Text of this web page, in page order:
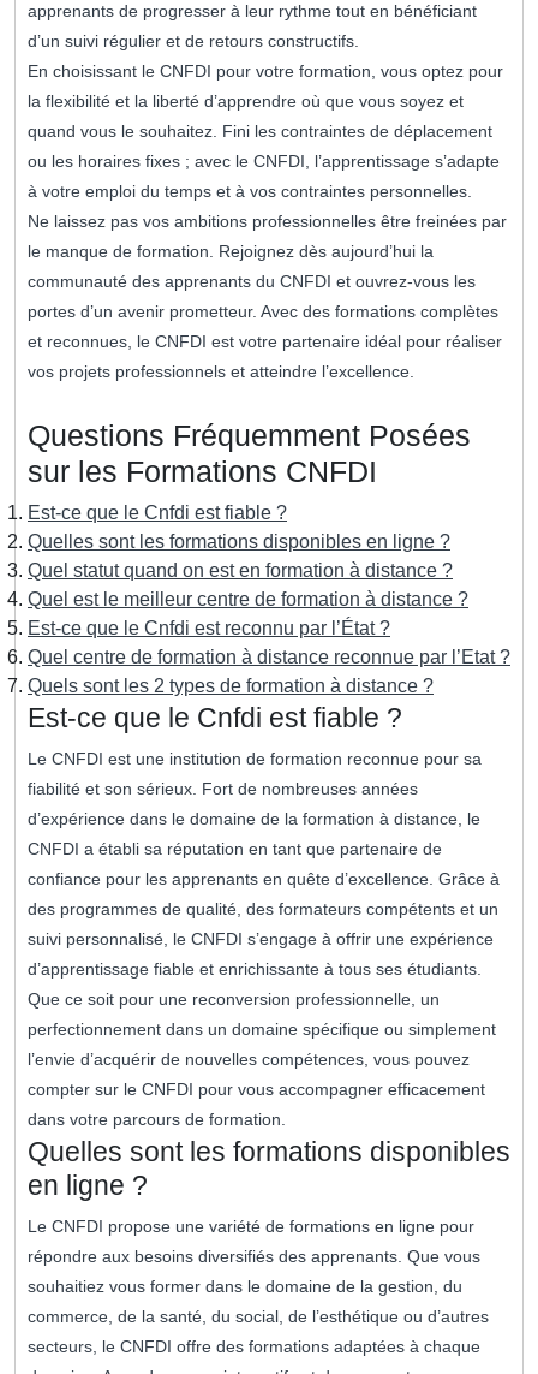
apprenants de progresser à leur rythme tout en bénéficiant
d’un suivi régulier et de retours constructifs.
En choisissant le CNFDI pour votre formation, vous optez pour
la flexibilité et la liberté d’apprendre où que vous soyez et
quand vous le souhaitez. Fini les contraintes de déplacement
ou les horaires fixes ; avec le CNFDI, l’apprentissage s’adapte
à votre emploi du temps et à vos contraintes personnelles.
Ne laissez pas vos ambitions professionnelles être freinées par
le manque de formation. Rejoignez dès aujourd’hui la
communauté des apprenants du CNFDI et ouvrez-vous les
portes d’un avenir prometteur. Avec des formations complètes
et reconnues, le CNFDI est votre partenaire idéal pour réaliser
vos projets professionnels et atteindre l’excellence.
Questions Fréquemment Posées
sur les Formations CNFDI
Est-ce que le Cnfdi est fiable ?
Quelles sont les formations disponibles en ligne ?
Quel statut quand on est en formation à distance ?
Quel est le meilleur centre de formation à distance ?
Est-ce que le Cnfdi est reconnu par l’État ?
Quel centre de formation à distance reconnue par l’Etat ?
Quels sont les 2 types de formation à distance ?
Est-ce que le Cnfdi est fiable ?
Le CNFDI est une institution de formation reconnue pour sa
fiabilité et son sérieux. Fort de nombreuses années
d’expérience dans le domaine de la formation à distance, le
CNFDI a établi sa réputation en tant que partenaire de
confiance pour les apprenants en quête d’excellence. Grâce à
des programmes de qualité, des formateurs compétents et un
suivi personnalisé, le CNFDI s’engage à offrir une expérience
d’apprentissage fiable et enrichissante à tous ses étudiants.
Que ce soit pour une reconversion professionnelle, un
perfectionnement dans un domaine spécifique ou simplement
l’envie d’acquérir de nouvelles compétences, vous pouvez
compter sur le CNFDI pour vous accompagner efficacement
dans votre parcours de formation.
Quelles sont les formations disponibles
en ligne ?
Le CNFDI propose une variété de formations en ligne pour
répondre aux besoins diversifiés des apprenants. Que vous
souhaitiez vous former dans le domaine de la gestion, du
commerce, de la santé, du social, de l’esthétique ou d’autres
secteurs, le CNFDI offre des formations adaptées à chaque